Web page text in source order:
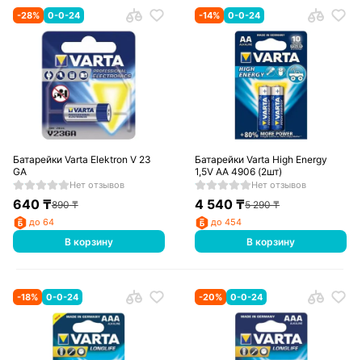
-28% 0-0-24
Батарейки Varta Elektron V 23
GA
Нет отзывов
640₸890₸
до 64
В корзину
-14% 0-0-24
Батарейки Varta High Energy
1,5V AA 4906 (2шт)
Нет отзывов
4 540 ₸5 290₸
до 454
В корзину
-18% 0-0-24 -20% 0-0-24